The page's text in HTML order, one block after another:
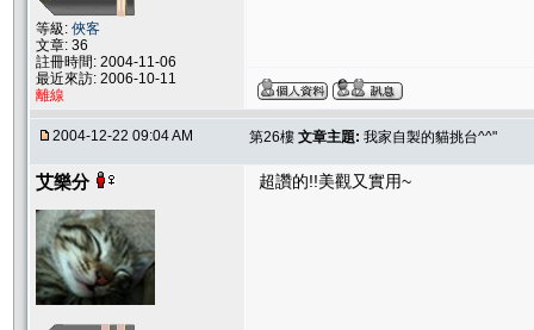
等級: 俠客
文章: 36
註冊時間: 2004-11-06
最近來訪: 2006-10-11
離線
2004-12-22 09:04 AM 第26樓 文章主題: 我家自製的貓挑台^^"
艾樂分 超讚的!!美觀又實用~